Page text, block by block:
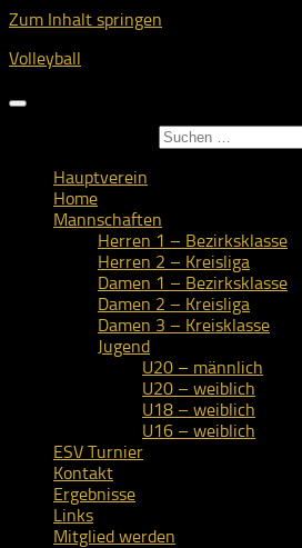
Zum Inhalt springen
Volleyball
Hauptverein
Home
Mannschaften
Herren 1 – Bezirksklasse
Herren 2 – Kreisliga
Damen 1 – Bezirksklasse
Damen 2 – Kreisliga
Damen 3 – Kreisklasse
Jugend
U20 – männlich
U20 – weiblich
U18 – weiblich
U16 – weiblich
ESV Turnier
Kontakt
Ergebnisse
Links
Mitglied werden